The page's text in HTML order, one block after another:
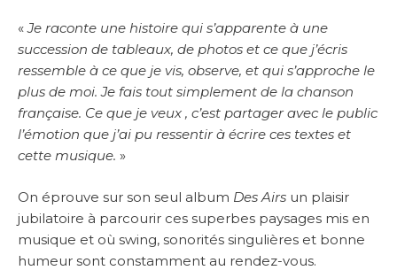
«Je raconte une histoire qui s’apparente à une
succession de tableaux, de photos et ce que j’écris
ressemble à ce que je vis, observe, et qui s’approche le
plus de moi. Je fais tout simplement de la chanson
française. Ce que je veux , c’est partager avec le public
l’émotion que j’ai pu ressentir à écrire ces textes et
cette musique. »
On éprouve sur son seul album Des Airs un plaisir
jubilatoire à parcourir ces superbes paysages mis en
musique et où swing, sonorités singulières et bonne
humeur sont constamment au rendez-vous.